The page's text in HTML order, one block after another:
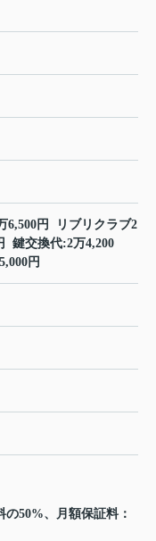
6,500円 リブリクラブ2
鍵交換代:2万4,200
円
50%、月額保証料：